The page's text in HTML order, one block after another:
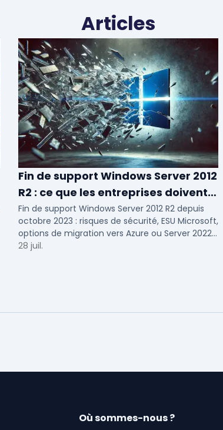
Articles
Fin de support Windows Server 2012
R2 : ce que les entreprises doivent
savoir
Fin de support Windows Server 2012 R2 depuis
octobre 2023 : risques de sécurité, ESU Microsoft,
options de migration vers Azure ou Server 2022
pour TPE, PME et ETI.
28 juil.
Où sommes-nous ?